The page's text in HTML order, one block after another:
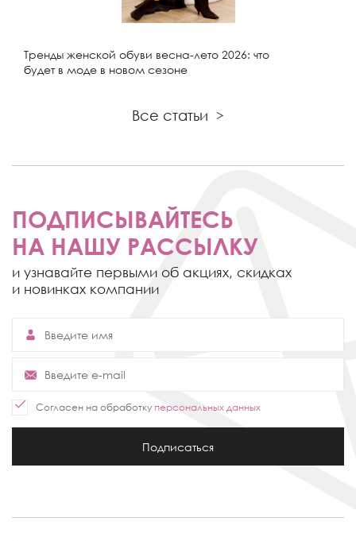
Тренды женской обуви весна-лето 2026: что
будет в моде в новом сезоне
Все статьи >
ПОДПИСЫВАЙТЕСЬ
НА НАШУ РАССЫЛКУ
и узнавайте первыми об акциях, скидках
и новинках компании
Согласен на обработку персональных данных
Подписаться